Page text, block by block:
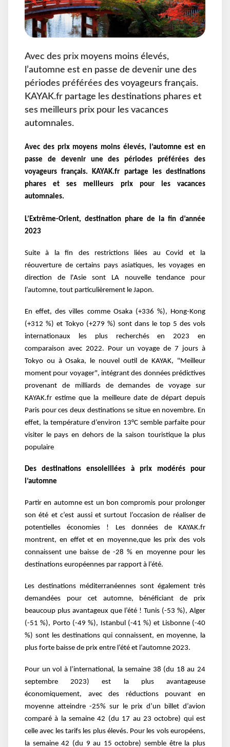
Avec des prix moyens moins élevés,
l’automne est en passe de devenir une des
périodes préférées des voyageurs français.
KAYAK.fr partage les destinations phares et
ses meilleurs prix pour les vacances
automnales.
Avec des prix moyens moins élevés, l’automne est en
passe de devenir une des périodes préférées des
voyageurs français. KAYAK.fr partage les destinations
phares et ses meilleurs prix pour les vacances
automnales.
L’Extrême-Orient, destination phare de la fin d’année
2023
Suite à la fin des restrictions liées au Covid et la
réouverture de certains pays asiatiques, les voyages en
direction de l'Asie sont LA nouvelle tendance pour
l’automne, tout particulièrement le Japon.
En effet, des villes comme Osaka (+336 %), Hong-Kong
(+312 %) et Tokyo (+279 %) sont dans le top 5 des vols
internationaux les plus recherchés en 2023 en
comparaison avec 2022. Pour un voyage de 7 jours à
Tokyo ou à Osaka, le nouvel outil de KAYAK, "Meilleur
moment pour voyager", intégrant des données prédictives
provenant de milliards de demandes de voyage sur
KAYAK.fr estime que la meilleure date de départ depuis
Paris pour ces deux destinations se situe en novembre. En
effet, la température d’environ 13°C semble parfaite pour
visiter le pays en dehors de la saison touristique la plus
populaire
Des destinations ensoleillées à prix modérés pour
l’automne
Partir en automne est un bon compromis pour prolonger
son été et c’est aussi et surtout l’occasion de réaliser de
potentielles économies ! Les données de KAYAK.fr
montrent, en effet et en moyenne,que les prix des vols
connaissent une baisse de -28 % en moyenne pour les
destinations européennes par rapport à l’été.
Les destinations méditerranéennes sont également très
demandées pour cet automne, bénéficiant de prix
beaucoup plus avantageux que l’été ! Tunis (-53 %), Alger
(-51 %), Porto (-49 %), Istanbul (-41 %) et Lisbonne (-40
%) sont les destinations qui connaissent, en moyenne, la
plus forte baisse de prix entre l’été et l’automne 2023.
Pour un vol à l’international, la semaine 38 (du 18 au 24
septembre 2023) est la plus avantageuse
économiquement, avec des réductions pouvant en
moyenne atteindre -25% sur le prix d’un billet d’avion
comparé à la semaine 42 (du 17 au 23 octobre) qui est
celle avec les tarifs les plus élevés. Pour les vols européens,
la semaine 42 (du 9 au 15 octobre) semble être la plus